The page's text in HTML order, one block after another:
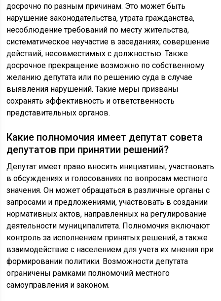
досрочно по разным причинам. Это может быть
нарушение законодательства, утрата гражданства,
несоблюдение требований по месту жительства,
систематическое неучастие в заседаниях, совершение
действий, несовместимых с должностью. Также
досрочное прекращение возможно по собственному
желанию депутата или по решению суда в случае
выявления нарушений. Такие меры призваны
сохранять эффективность и ответственность
представительных органов.
Какие полномочия имеет депутат совета
депутатов при принятии решений?
Депутат имеет право вносить инициативы, участвовать
в обсуждениях и голосованиях по вопросам местного
значения. Он может обращаться в различные органы с
запросами и предложениями, участвовать в создании
нормативных актов, направленных на регулирование
деятельности муниципалитета. Полномочия включают
контроль за исполнением принятых решений, а также
взаимодействие с населением для учета их мнения при
формировании политики. Возможности депутата
ограничены рамками полномочий местного
самоуправления и законом.